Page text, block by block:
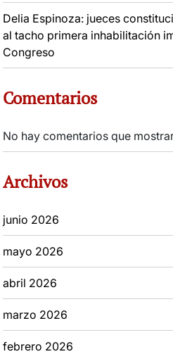
Delia Espinoza: jueces
al tacho primera inhabilitación
Congreso
Comentarios
No hay comentarios que
Archivos
junio 2026
mayo 2026
abril 2026
marzo 2026
febrero 2026